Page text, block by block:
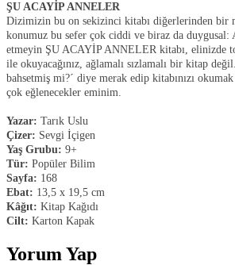
ŞU ACAYİP ANNELER
Dizimizin bu on sekizinci kitabı diğerlerinden bir
konumuz bu sefer çok ciddi ve biraz da
etmeyin ŞU ACAYİP ANNELER kitabı, elinizde
ile okuyacağınız, ağlamalı sızlamalı bir kitap
bahsetmiş mi?´ diye merak edip kitabınızı
çok eğlenecekler eminim.
Yazar: Tarık Uslu
Çizer: Sevgi İçigen
Yaş Grubu: 9+
Tür: Popüler Bilim
Sayfa: 168
Ebat: 13,5 x 19,5 cm
Kâğıt: Kitap Kağıdı
Cilt: Karton Kapak
Yorum Yap